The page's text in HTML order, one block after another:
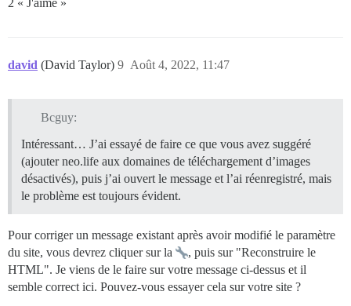
david (David Taylor) Août 4, 2022, 11:47
9
Bcguy:
Intéressant… J’ai essayé de faire ce que vous avez suggéré
(ajouter neo.life aux domaines de téléchargement d’images
désactivés), puis j’ai ouvert le message et l’ai réenregistré, mais
le problème est toujours évident.
Pour corriger un message existant après avoir modifié le paramètre
du site, vous devrez cliquer sur la
, puis sur "Reconstruire le
HTML". Je viens de le faire sur votre message ci-dessus et il
semble correct ici. Pouvez-vous essayer cela sur votre site ?